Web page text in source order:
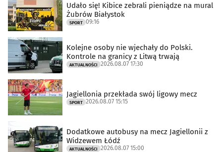
Udało się! Kibice zebrali pieniądze na mural
Żubrów Białystok
SPORT 09:16
Kolejne osoby nie wjechały do Polski.
Kontrole na granicy z Litwą trwają
AKTUALNOŚCI 2026.08.07 17:30
Jagiellonia przekłada swój ligowy mecz
SPORT 2026.08.07 15:15
Dodatkowe autobusy na mecz Jagiellonii z
Widzewem Łódź
AKTUALNOŚCI 2026.08.07 15:00